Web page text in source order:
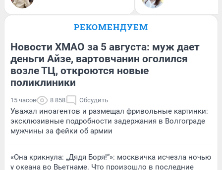
РЕКОМЕНДУЕМ
Новости ХМАО за 5 августа: муж дает
деньги Айзе, вартовчанин оголился
возле ТЦ, откроются новые
поликлиники
15 часов 8 858 Обсудить
Уважал иноагентов и размещал фривольные картинки:
эксклюзивные подробности задержания в Волгограде
мужчины за фейки об армии
«Она крикнула: „Дядя Боря!“»: москвичка исчезла ночью
у океана во Вьетнаме. Что произошло в последние